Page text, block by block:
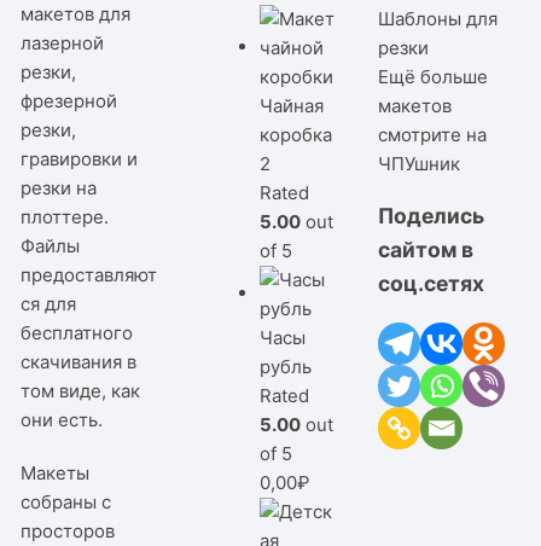
макетов для
лазерной
резки,
фрезерной
резки,
гравировки и
резки на
плоттере.
Файлы
предоставляют
ся для
бесплатного
скачивания в
том виде, как
они есть.
Макеты
собраны с
просторов
Чайная
коробка
2
Rated
5.00 out
of 5
Часы
рубль
Rated
5.00 out
of 5
0,00₽
Шаблоны для
резки
Ещё больше
макетов
смотрите на
ЧПУшник
Поделись
сайтом в
соц.сетях